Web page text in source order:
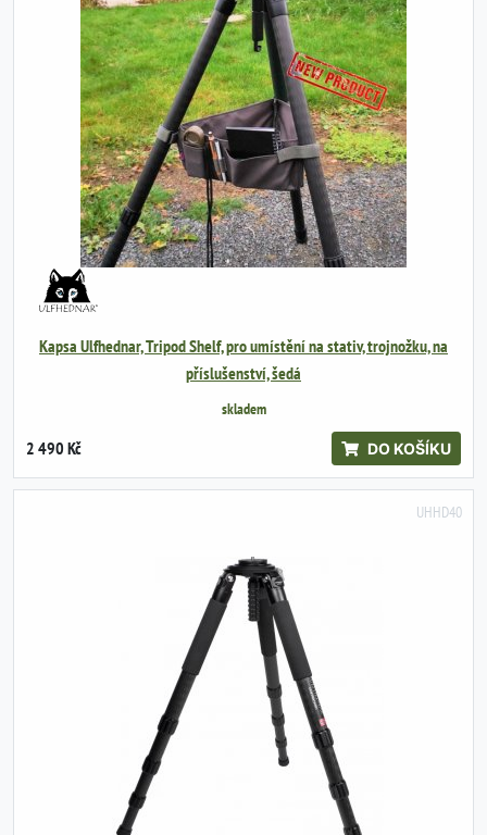
Kapsa Ulfhednar, Tripod Shelf, pro umístění na stativ, trojnožku, na
příslušenství, šedá
skladem
2 490 Kč DO KOŠÍKU
UHHD40